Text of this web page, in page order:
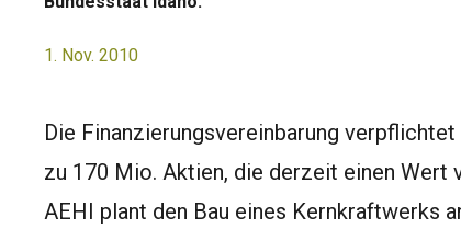
1. Nov. 2010
Die Finanzierungsvereinbarung
zu 170 Mio. Aktien, die derzeit einen Wert
AEHI plant den Bau eines Kernkraftwerks